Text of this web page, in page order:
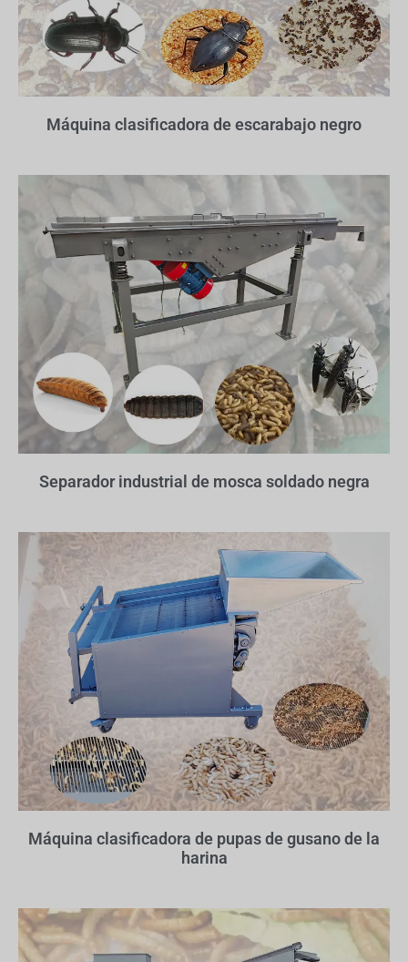
Máquina clasificadora de escarabajo negro
Separador industrial de mosca soldado negra
Máquina clasificadora de pupas de gusano de la
harina